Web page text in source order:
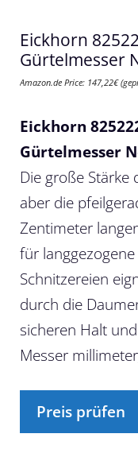
Eickhorn
Gürtelmesser
Amazon.de Price: 147,22€
Eickhorn
Gürtelmesser
Die große Stärke
aber die
Zentimeter
für
Schnitzereien
durch die
sicheren Halt
Messer
Preis prüfen